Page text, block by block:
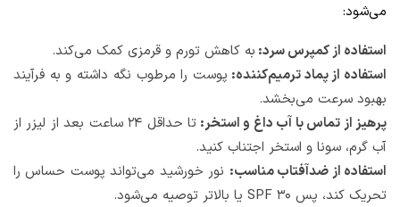
می‌شود:
استفاده از کمپرس سرد: به کاهش تورم و قرمزی کمک می‌کند.
استفاده از پماد ترمیم‌کننده: پوست را مرطوب نگه داشته و به فرآیند
بهبود سرعت می‌بخشد.
پرهیز از تماس با آب داغ و استخر:
تا حداقل ۲۴ ساعت بعد از لیزر از
آب گرم، سونا و استخر اجتناب کنید.
استفاده از ضدآفتاب مناسب: نور خورشید می‌تواند پوست حساس را
تحریک کند، پس SPF ۳۰ یا بالاتر توصیه می‌شود.